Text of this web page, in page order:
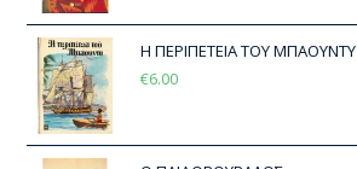
Η ΠΕΡΙΠΕΤΕΙΑ ΤΟΥ ΜΠΑΟΥΝΤΥ
€6.00